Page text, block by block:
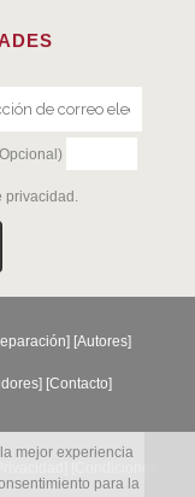
privacidad .
] [Autores]
] [Contacto]
mejor experiencia
para la